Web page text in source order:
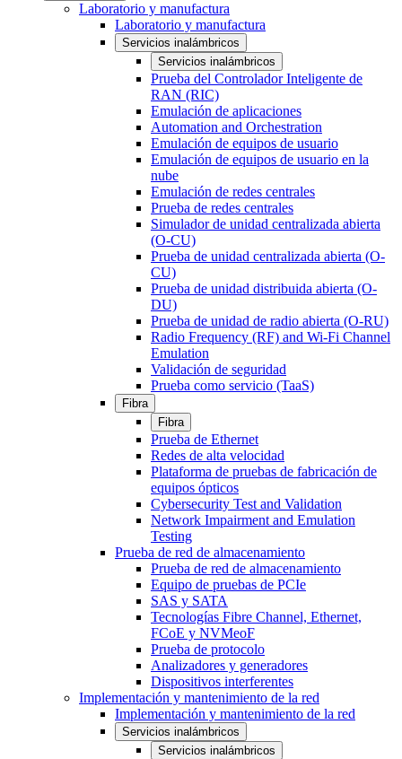
Laboratorio y manufactura
Laboratorio y manufactura
Servicios inalámbricos
Servicios inalámbricos
Prueba del Controlador Inteligente de
RAN (RIC)
Emulación de aplicaciones
Automation and Orchestration
Emulación de equipos de usuario
Emulación de equipos de usuario en la
nube
Emulación de redes centrales
Prueba de redes centrales
Simulador de unidad centralizada abierta
(O-CU)
Prueba de unidad centralizada abierta (O-
CU)
Prueba de unidad distribuida abierta (O-
DU)
Prueba de unidad de radio abierta (O-RU)
Radio Frequency (RF) and Wi-Fi Channel
Emulation
Validación de seguridad
Prueba como servicio (TaaS)
Fibra
Fibra
Prueba de Ethernet
Redes de alta velocidad
Plataforma de pruebas de fabricación de
equipos ópticos
Cybersecurity Test and Validation
Network Impairment and Emulation
Testing
Prueba de red de almacenamiento
Prueba de red de almacenamiento
Equipo de pruebas de PCIe
SAS y SATA
Tecnologías Fibre Channel, Ethernet,
FCoE y NVMeoF
Prueba de protocolo
Analizadores y generadores
Dispositivos interferentes
Implementación y mantenimiento de la red
Implementación y mantenimiento de la red
Servicios inalámbricos
Servicios inalámbricos